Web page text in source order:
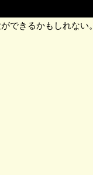
できるかもしれない。